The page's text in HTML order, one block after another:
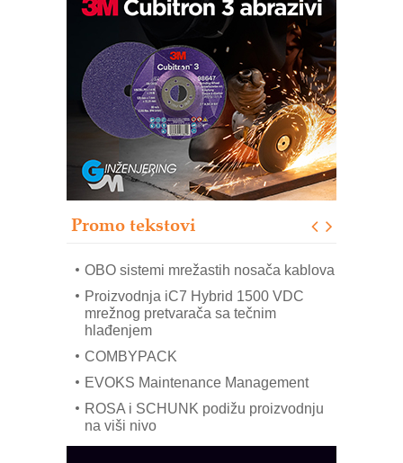
Promo tekstovi
Potpuna efikasnost bez složenih
sistema
Trajna oznaka kao dugoročna korist
Bezbednost na prvom mestu!
IB BLUMENAUER - više od 40 godina
poverenja u industriji
RMQ-TITAN ADVANCED INDICATOR
– Pametna signalizacija za efikasnije
upravljanje mašinama
Mitutoyo Crysta-Apex V PLUS: Nova
OBO sistemi mrežastih nosača kablova
Proizvodnja iC7 Hybrid 1500 VDC
mrežnog pretvarača sa tečnim
hlađenjem
COMBYPACK
EVOKS Maintenance Management
ROSA i SCHUNK podižu proizvodnju
na viši nivo